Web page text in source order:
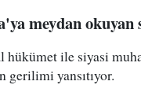
meydan
hükümet ile siyasi
gerilimi yansıtıyor.